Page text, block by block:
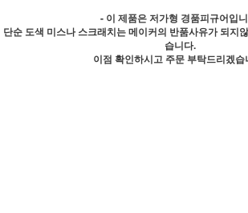
- 이 제품은 저가형 경품피규어입
단순 도색 미스나 스크래치는 메이커의 반품사유가 되지
습니다.
이점 확인하시고 주문 부탁드리겠습